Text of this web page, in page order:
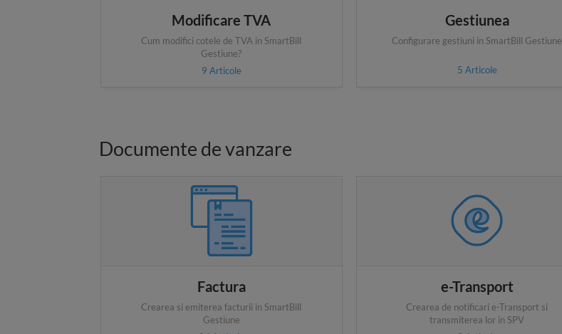
Modificare TVA
Cum modifici cotele de TVA in SmartBill
Gestiune?
9 Articole
Gestiunea
Configurare gestiuni in SmartBill Gestiune
5 Articole
Documente de vanzare
Factura
Crearea si emiterea facturii in SmartBill
Gestiune
e-Transport
Crearea de notificari e-Transport si
transmiterea lor in SPV